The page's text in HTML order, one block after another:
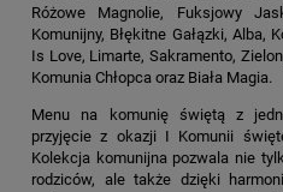
Różowe Magnolie, Fuksjowy
Komunijny, Błękitne Gałązki, Alba,
Is Love, Limarte, Sakramento,
Komunia Chłopca oraz Biała Magia.
Menu na komunię świętą z
przyjęcie z okazji I Komunii
Kolekcja komunijna pozwala nie
rodziców, ale także dzięki